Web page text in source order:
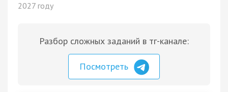
2027 году
Разбор сложных заданий в тг-канале:
Посмотреть